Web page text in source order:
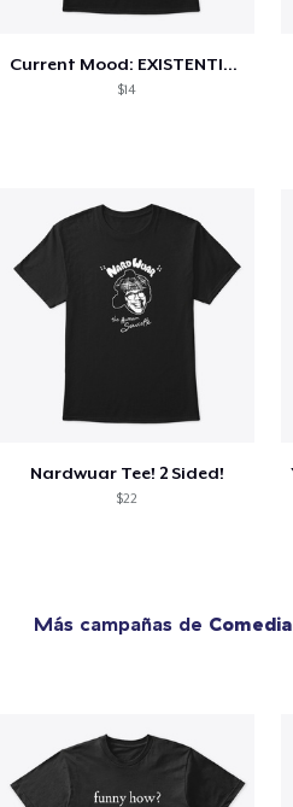
Current Mood: EXISTENTIAL CRISIS
$14
Nardwuar Tee! 2 Sided!
$22
Más campañas de Comedia